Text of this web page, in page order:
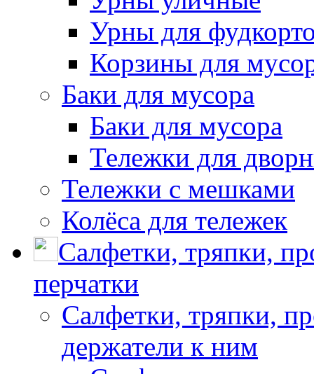
Урны для
Корзины для
Баки для мусора
Баки для мусора
Тележки для
Тележки с мешками
Колёса для тележек
Салфетки, тряпки,
перчатки
Салфетки, тряпки,
держатели к ним